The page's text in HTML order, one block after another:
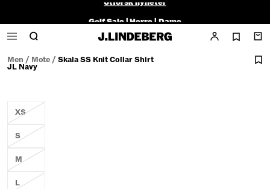
Golf Sale |
|
Men / Mote/Skala SS Knit Collar Shirt
JL Navy
XS
S
M
L